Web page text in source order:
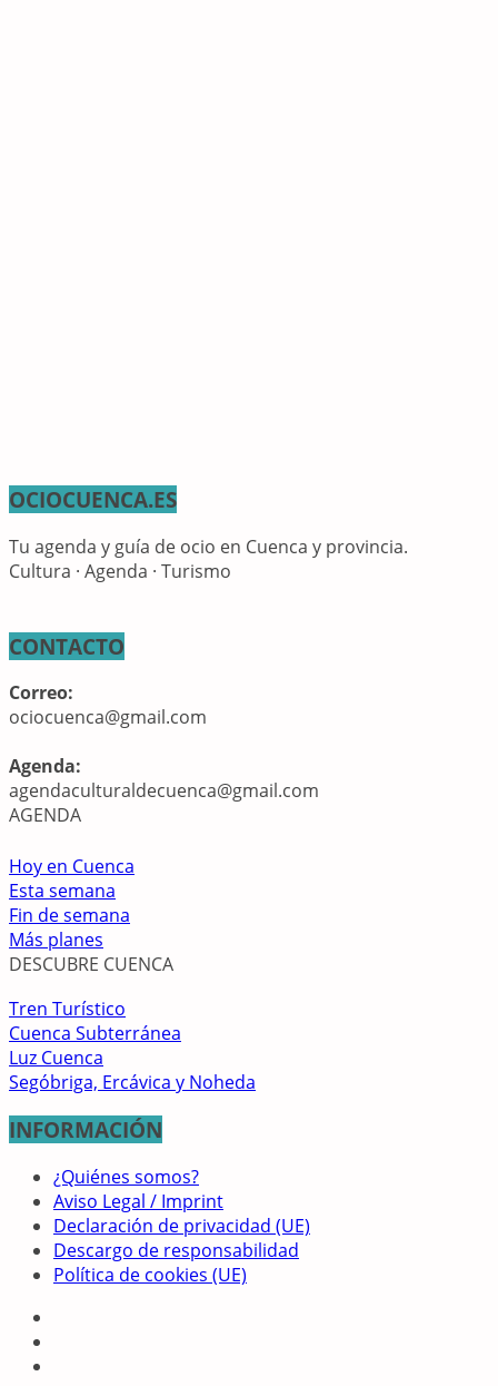
OCIOCUENCA.ES
Tu agenda y guía de ocio en Cuenca y provincia.
Cultura · Agenda · Turismo
CONTACTO
Correo:
ociocuenca@gmail.com
Agenda:
agendaculturaldecuenca@gmail.com
AGENDA
Hoy en Cuenca
Esta semana
Fin de semana
Más planes
DESCUBRE CUENCA
Tren Turístico
Cuenca Subterránea
Luz Cuenca
Segóbriga, Ercávica y Noheda
INFORMACIÓN
¿Quiénes somos?
Aviso Legal / Imprint
Declaración de privacidad (UE)
Descargo de responsabilidad
Política de cookies (UE)